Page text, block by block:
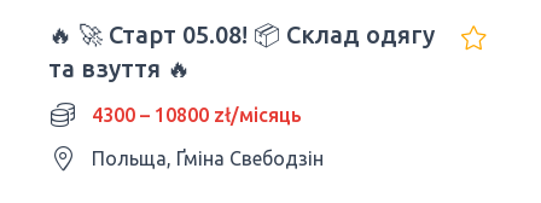
🔥 🚀 Старт 05.08! 📦 Склад одягу
та взуття 🔥
4300 – 10800 zł/місяць
Польща, Ґміна Свебодзін